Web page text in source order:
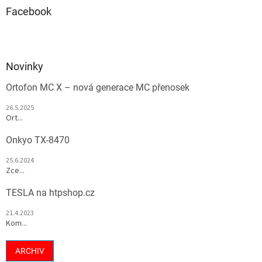
Facebook
Novinky
Ortofon MC X – nová generace MC přenosek
26.5.2025
Ort...
Onkyo TX-8470
25.6.2024
Zce...
TESLA na htpshop.cz
21.4.2023
Kom...
ARCHIV